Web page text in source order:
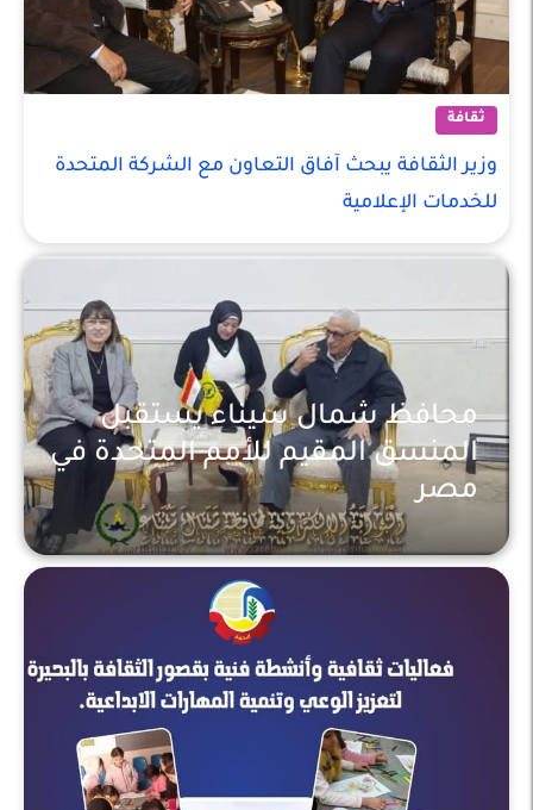
ثقافة
وزير الثقافة يبحث آفاق التعاون مع الشركة المتحدة
للخدمات الإعلامية
ثقافة
محافظ شمال سيناء يستقبل
المنسق المقيم للأمم المتحدة في
مصر